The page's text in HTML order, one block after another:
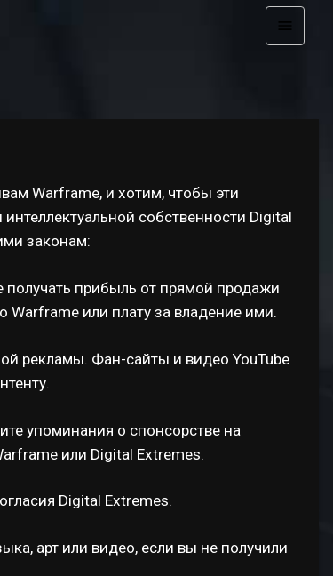
Warframe, и хотим, чтобы эти
собственности Digital
законам:
прибыль от прямой продажи
Warframe или плату за владение ими.
рекламы. Фан-сайты и видео YouTube
упоминания о спонсорстве на
или Digital Extremes.
Digital Extremes.
арт или видео, если вы не получили